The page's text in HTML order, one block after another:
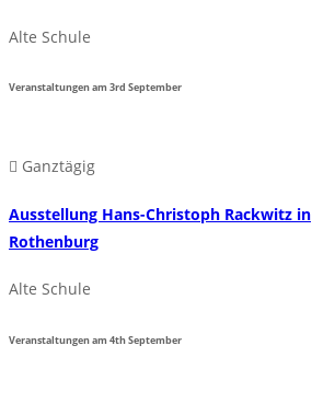
Alte Schule
Veranstaltungen am3rd September
Ganztägig
Ausstellung Hans-Christoph Rackwitz in
Rothenburg
Alte Schule
Veranstaltungen am4thSeptember